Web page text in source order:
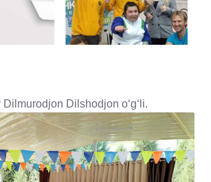
Dilshodjon oʻgʻli.